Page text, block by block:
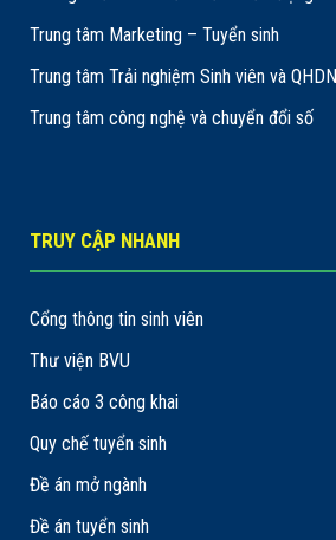
Trung tâm Marketing – Tuyển sinh
Trung tâm Trải nghiệm Sinh viên và QHDN
Trung tâm công nghệ và chuyển đổi số
TRUY CẬP NHANH
Cổng thông tin sinh viên
Thư viện BVU
Báo cáo 3 công khai
Quy chế tuyển sinh
Đề án mở ngành
Đề án tuyển sinh